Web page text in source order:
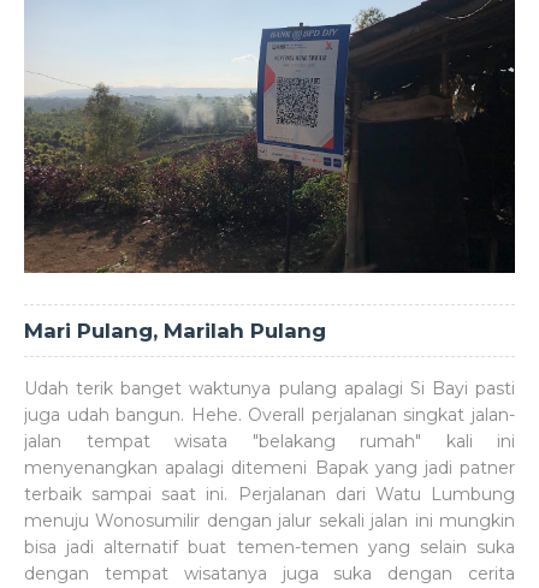
Mari Pulang, Marilah Pulang
Udah terik banget waktunya pulang apalagi Si Bayi pasti
juga udah bangun. Hehe. Overall perjalanan singkat jalan-
jalan tempat wisata "belakang rumah" kali ini
menyenangkan apalagi ditemeni Bapak yang jadi patner
terbaik sampai saat ini. Perjalanan dari Watu Lumbung
menuju Wonosumilir dengan jalur sekali jalan ini mungkin
bisa jadi alternatif buat temen-temen yang selain suka
dengan tempat wisatanya juga suka dengan cerita